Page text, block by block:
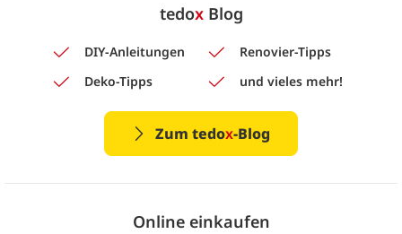
tedoxBlog
DIY-Anleitungen
Renovier-Tipps
Deko-Tipps
und vieles mehr!
Zum tedox-Blog
Online einkaufen